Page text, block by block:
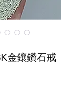
金鑲鑽石戒